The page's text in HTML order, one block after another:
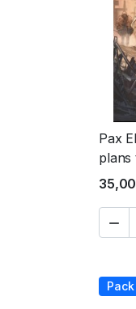
Pax
plans

Pack